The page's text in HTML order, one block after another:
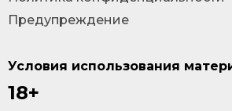
Условия использования
18+
Предупреждение